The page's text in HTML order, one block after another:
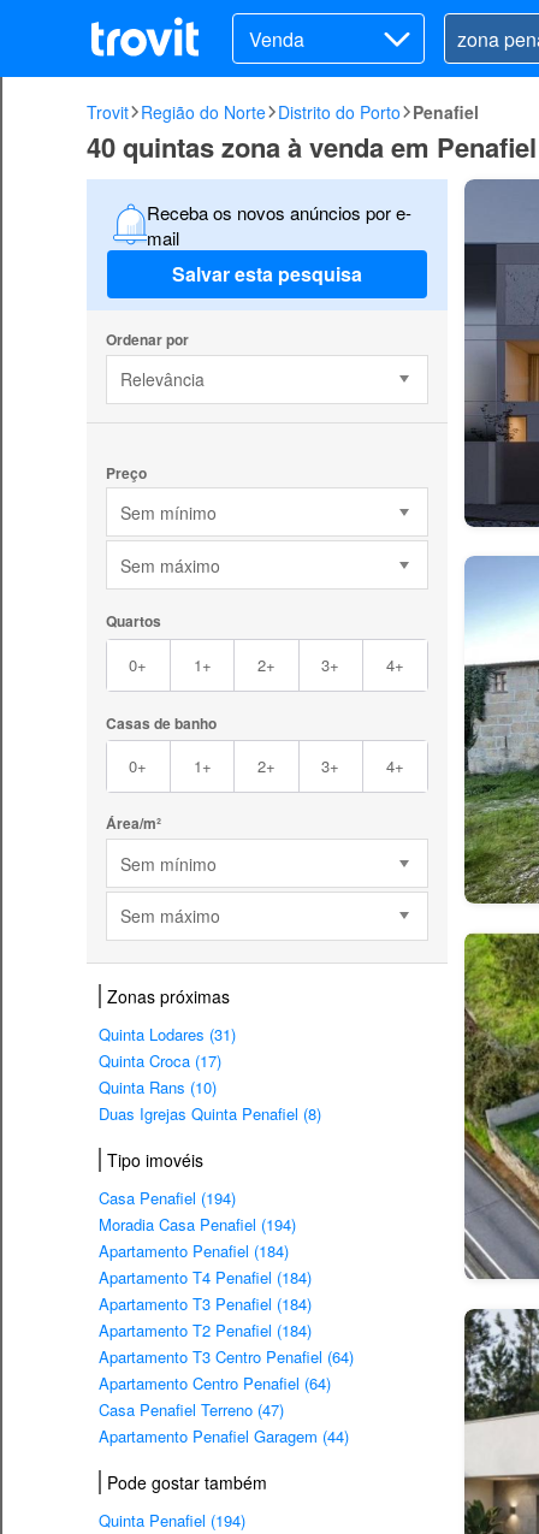
Venda
Trovit Região do Norte Distrito do Porto Penafiel
40 quintas zona à venda em Penafiel
Receba os novos anúncios por e-
mail
Salvar esta pesquisa
Ordenar por
Relevância
Preço
Sem mínimo
Sem máximo
Quartos
0+ 1+ 2+ 3+ 4+
Casas de banho
0+ 1+ 2+ 3+ 4+
Área/m²
Sem mínimo
Sem máximo
Zonas próximas
Quinta Lodares (31)
Quinta Croca (17)
Quinta Rans (10)
Duas Igrejas Quinta Penafiel (8)
Tipo imovéis
Casa Penafiel (194)
Moradia Casa Penafiel (194)
Apartamento Penafiel (184)
Apartamento T4 Penafiel (184)
Apartamento T3 Penafiel (184)
Apartamento T2 Penafiel (184)
Apartamento T3 Centro Penafiel (64)
Apartamento Centro Penafiel (64)
Casa Penafiel Terreno (47)
Apartamento Penafiel Garagem (44)
Pode gostar também
Quinta Penafiel (194)